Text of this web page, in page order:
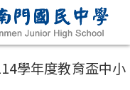
學年度教育盃中小